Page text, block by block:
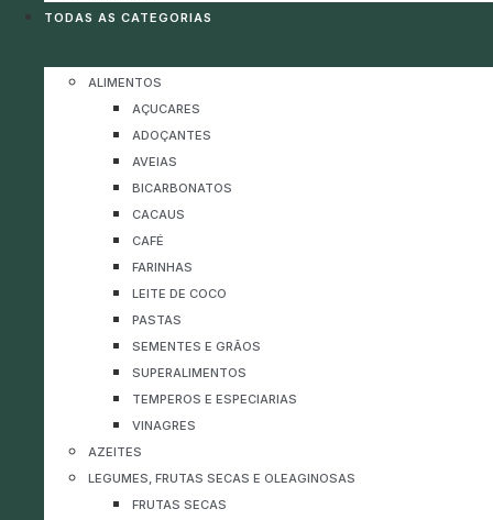
TODAS AS CATEGORIAS
ALIMENTOS
AÇUCARES
ADOÇANTES
AVEIAS
BICARBONATOS
CACAUS
CAFÉ
FARINHAS
LEITE DE COCO
PASTAS
SEMENTES E GRÃOS
SUPERALIMENTOS
TEMPEROS E ESPECIARIAS
VINAGRES
AZEITES
LEGUMES, FRUTAS SECAS E OLEAGINOSAS
FRUTAS SECAS